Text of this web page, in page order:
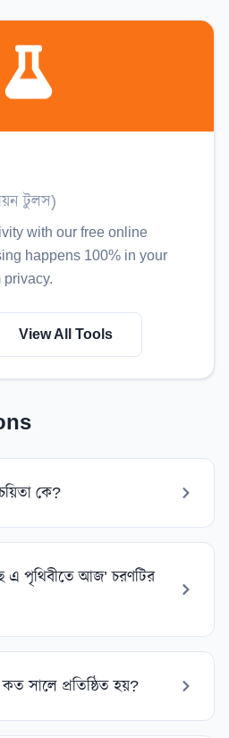
টুলস)
with our free online
happens 100% in your
privacy.
View All Tools
কে?
এ পৃথিবীতে আজ’ চরণটির
সালে প্রতিষ্ঠিত হয়?